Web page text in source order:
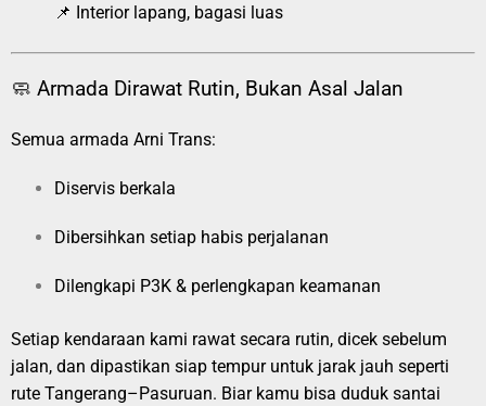
📌 Interior lapang, bagasi luas
🧼 Armada Dirawat Rutin, Bukan Asal Jalan
Semua armada Arni Trans:
Diservis berkala
Dibersihkan setiap habis perjalanan
Dilengkapi P3K & perlengkapan keamanan
Setiap kendaraan kami rawat secara rutin, dicek sebelum
jalan, dan dipastikan siap tempur untuk jarak jauh seperti
rute Tangerang–Pasuruan. Biar kamu bisa duduk santai